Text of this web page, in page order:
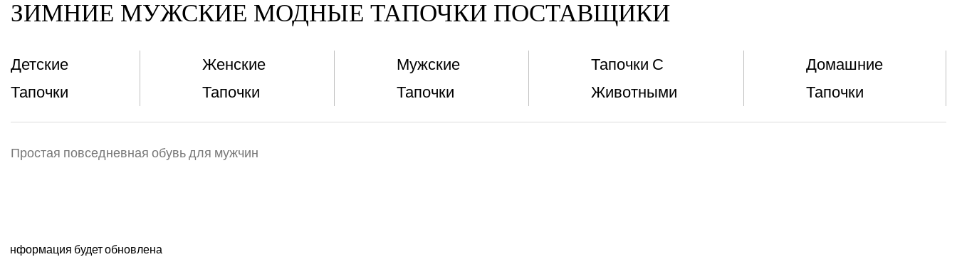
ЗИМНИЕ МУЖСКИЕ МОДНЫЕ ТАПОЧКИ ПОСТАВЩИКИ
Детские
Тапочки
Женские
Тапочки
Мужские
Тапочки
Простая повседневная обувь для мужчин
Тапочки С
Животными
Домашние
Тапочки
информация будет обновлена